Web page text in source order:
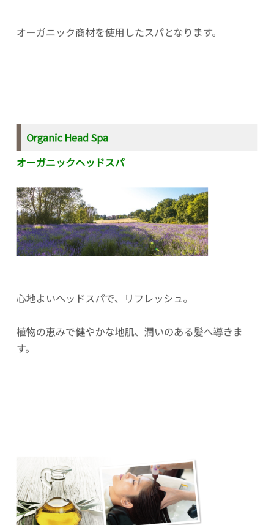
オーガニック商材を使用したスパとなります。
Organic Head Spa
オーガニックヘッドスパ
心地よいヘッドスパで、リフレッシュ。
植物の恵みで健やかな地肌、潤いのある髪へ導きま
す。